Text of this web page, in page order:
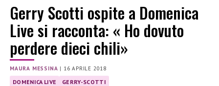
Gerry Scotti ospite a Domenica
Live si racconta: « Ho dovuto
perdere dieci chili»
MAURA MESSINA | 16 APRILE 2018
DOMENICA LIVE GERRY-SCOTTI